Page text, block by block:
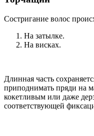
Состригание волос
На затылке.
На висках.
Длинная часть
приподнимать пряди на
кокетливым или даже
соответствующей